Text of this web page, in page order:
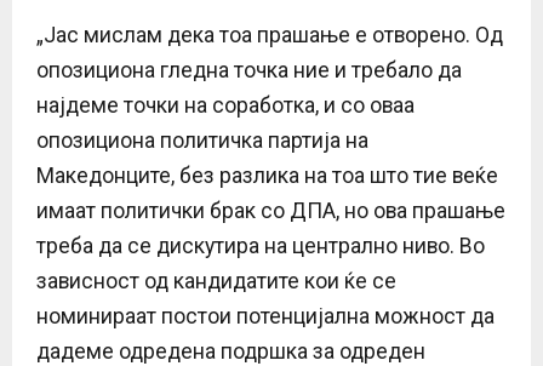
„Јас мислам дека тоа прашање е отворено. Од
опозициона гледна точка ние и требало да
најдеме точки на соработка, и со оваа
опозициона политичка партија на
Македонците, без разлика на тоа што тие веќе
имаат политички брак со ДПА, но ова прашање
треба да се дискутира на централно ниво. Во
зависност од кандидатите кои ќе се
номинираат постои потенцијална можност да
дадеме одредена подршка за одреден